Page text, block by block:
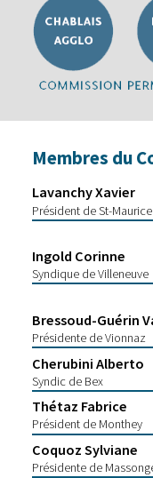
Membres du
Lavanchy Xavier
Président de St-Maurice
Ingold Corinne
Syndique de Villeneuve
Bressoud-Guérin
Présidente de Vionnaz
Cherubini Alberto
Syndic de Bex
Thétaz Fabrice
Président de Monthey
Coquoz Sylviane
Présidente de